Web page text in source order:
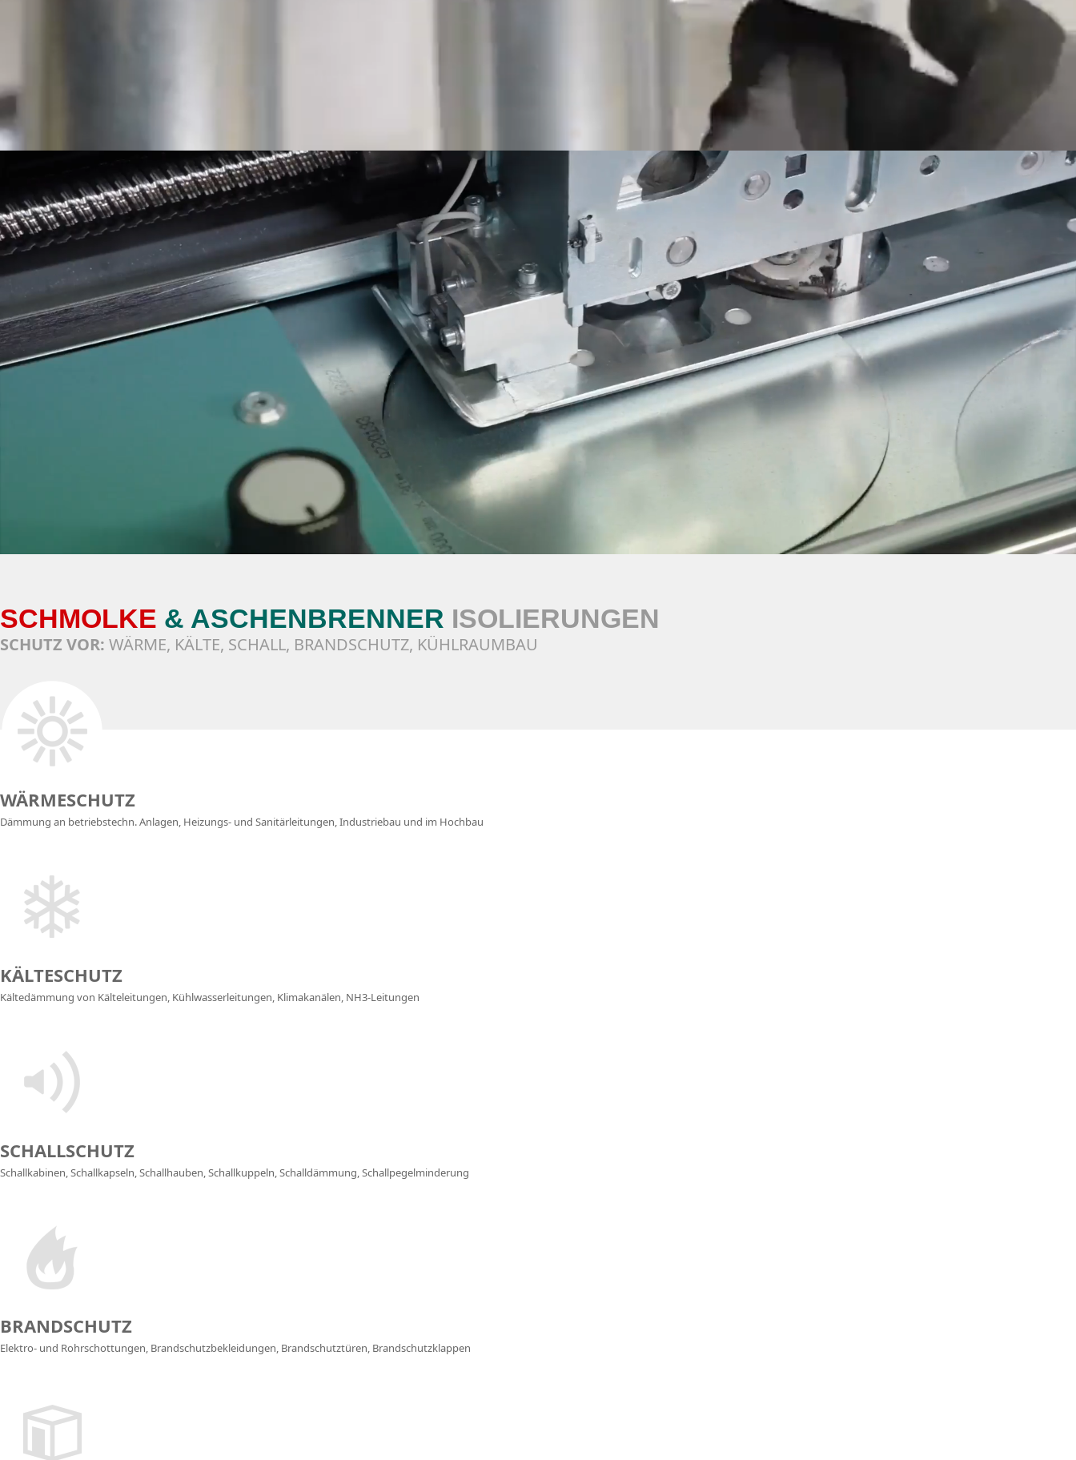
SCHMOLKE & ASCHENBRENNER ISOLIERUNGEN
SCHUTZ VOR: WÄRME, KÄLTE, SCHALL, BRANDSCHUTZ, KÜHLRAUMBAU
WÄRMESCHUTZ
Dämmung an betriebstechn. Anlagen, Heizungs- und Sanitär­leitungen, Industriebau und im Hochbau
KÄLTESCHUTZ
Kältedämmung von Kälte­leitungen, Kühlwasser­leitungen, Klima­kanälen, NH3-Leitungen
SCHALLSCHUTZ
Schallkabinen, Schallkapseln, Schallhauben, Schallkuppeln, Schalldämmung, Schallpegelminderung
BRANDSCHUTZ
Elektro- und Rohrschottungen, Brandschutzbekleidungen, Brandschutztüren, Brandschutzklappen